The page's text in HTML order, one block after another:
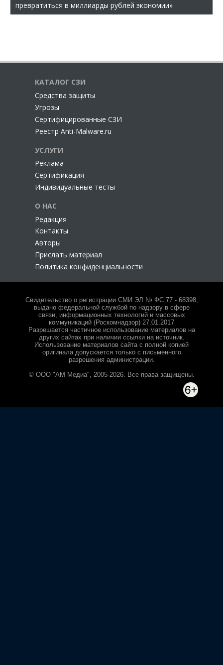
превратиться в миллиарды рублей экономии»
КАТАЛОГ СЗИ
Cредства защиты
Угрозы
Сертифицированные СЗИ
Реестр Anti-Malware.ru
УСЛУГИ
Реклама
Сертификация
Индивидуальные тесты
О НАС
Редакция
Контакты
Авторы
Прислать материал
Политика конфиденциальности
Свидетельство о регистрации СМИ ЭЛ № ФС 77 - 68398,
выдано федеральной службой по надзору в сфере
связи, информационных технологий и массовых
коммуникаций (Роскомнадзор) 27.01.2017
Разрешается частичное использование материалов на
других сайтах при наличии ссылки на источник.
Использование материалов сайта с полной копией
оригинала допускается только с письменного
разрешения администрации.
© ООО "АМ Медиа", 2005-2026. Все права защищены.